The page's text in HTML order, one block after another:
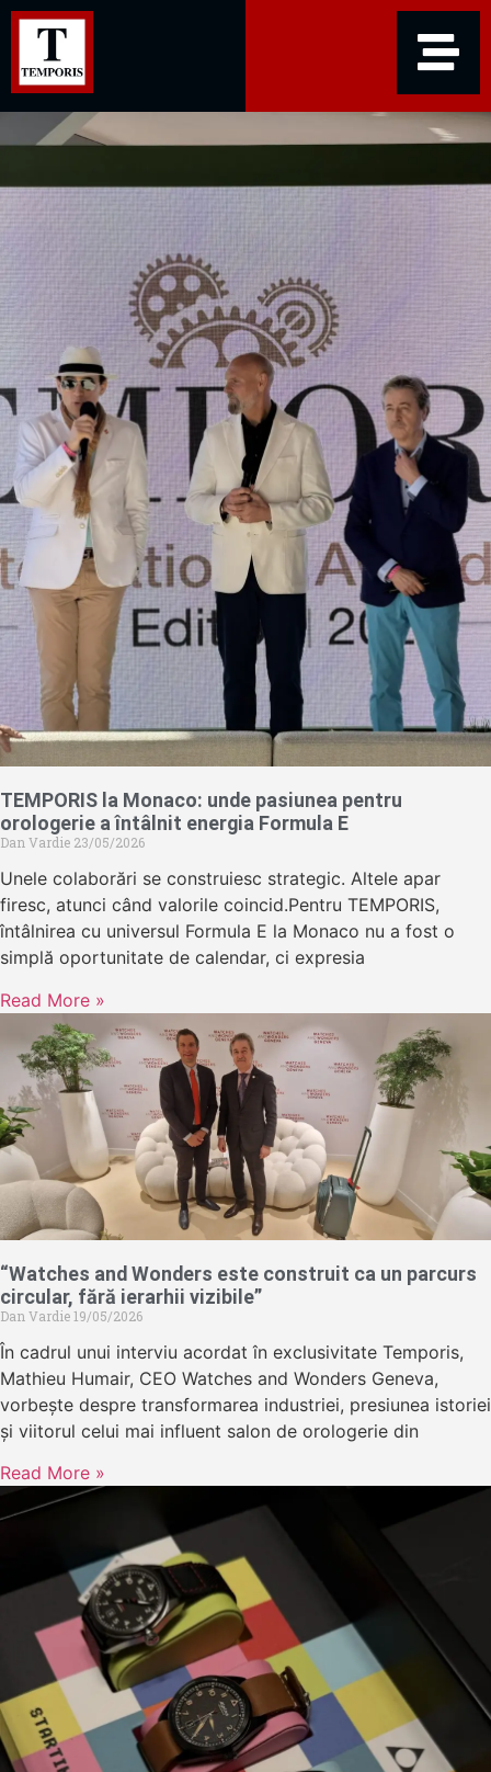
TEMPORIS la Monaco: unde pasiunea pentru
orologerie a întâlnit energia Formula E
Dan Vardie 23/05/2026
Unele colaborări se construiesc strategic. Altele apar
firesc, atunci când valorile coincid.Pentru TEMPORIS,
întâlnirea cu universul Formula E la Monaco nu a fost o
simplă oportunitate de calendar, ci expresia
Read More »
“Watches and Wonders este construit ca un parcurs
circular, fără ierarhii vizibile”
Dan Vardie19/05/2026
În cadrul unui interviu acordat în exclusivitate Temporis,
Mathieu Humair, CEO Watches and Wonders Geneva,
vorbește despre transformarea industriei, presiunea istoriei
și viitorul celui mai influent salon de orologerie din
Read More »